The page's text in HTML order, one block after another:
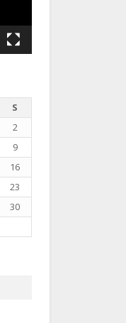
S
2
9
16
23
30